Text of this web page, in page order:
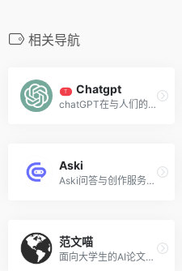
相关导航
T Chatgpt
chatGPT在与人们的对话中可以理解较为复杂的语句内容，比如有多层语法嵌套的句子。同时，ChatGPT拥有一定联系上下文理解语境的能力，可以针对一个问题不断深入交流。
Aski
Aski问答与创作服务，基于AI问答与创作，用AI聊天的方式解决您遇到的各种问题，让AI更好地对话，辅助创作，生成内容。用于信息搜索，文档生成，智能聊天、语言翻译等多种场景。
范文喵
面向大学生的AI论文写作工具